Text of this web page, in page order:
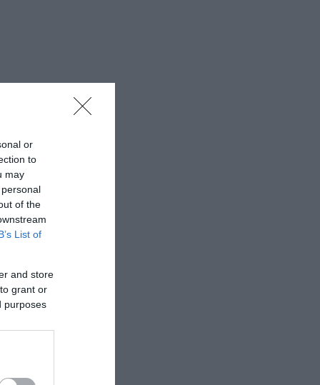
or
to
may
of the
List of
and store
grant or
purposes